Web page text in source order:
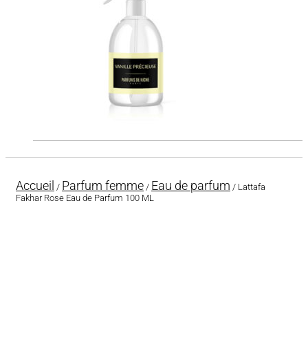
Accueil / Parfum femme / Eau de parfum / Lattafa
Fakhar Rose Eau de Parfum 100 ML